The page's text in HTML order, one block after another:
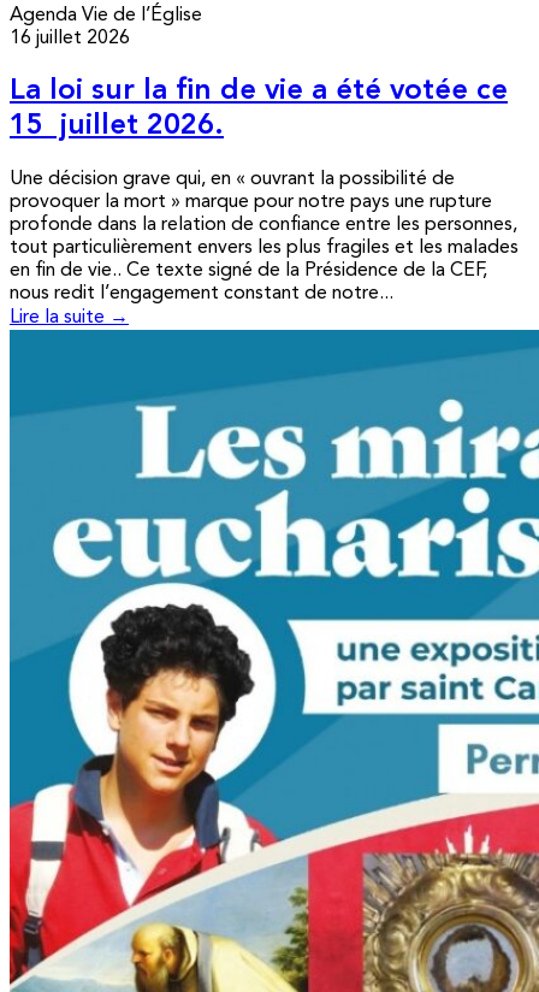
Agenda Vie de l’Église
16 juillet 2026
La loi sur la fin de vie a été votée ce
15 juillet 2026.
Une décision grave qui, en « ouvrant la possibilité de
provoquer la mort » marque pour notre pays une rupture
profonde dans la relation de confiance entre les personnes,
tout particulièrement envers les plus fragiles et les malades
en fin de vie.. Ce texte signé de la Présidence de la CEF,
nous redit l’engagement constant de notre...
Lire la suite →